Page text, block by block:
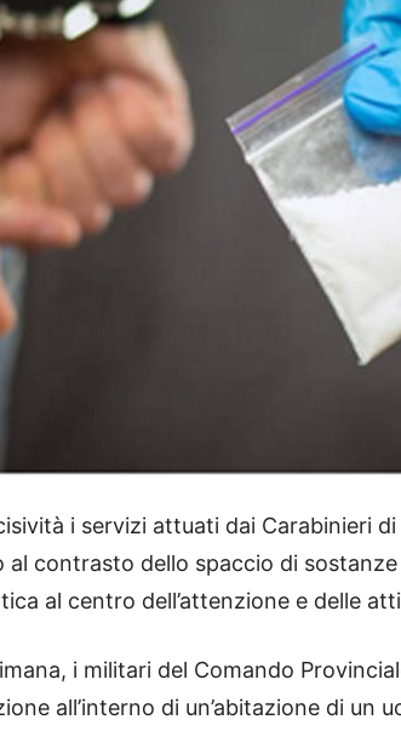
i servizi attuati dai Carabinieri di
al contrasto dello spaccio di
al centro dell’attenzione e delle
i militari del Comando
all’interno di un’abitazione di un